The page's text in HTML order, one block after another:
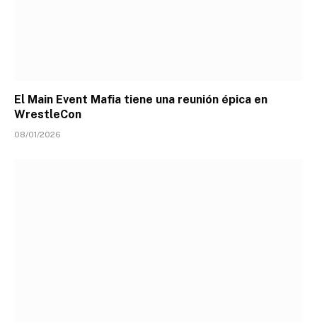
El Main Event Mafia tiene una reunión épica en
WrestleCon
08/01/2026